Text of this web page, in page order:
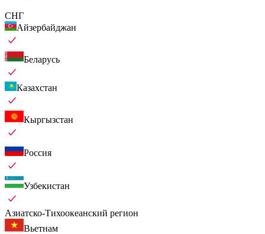
СНГ
Айзербайджан
Беларусь
Казахстан
Кыргызстан
Россия
Узбекистан
Азиатско-Тихоокеанский регион
Вьетнам